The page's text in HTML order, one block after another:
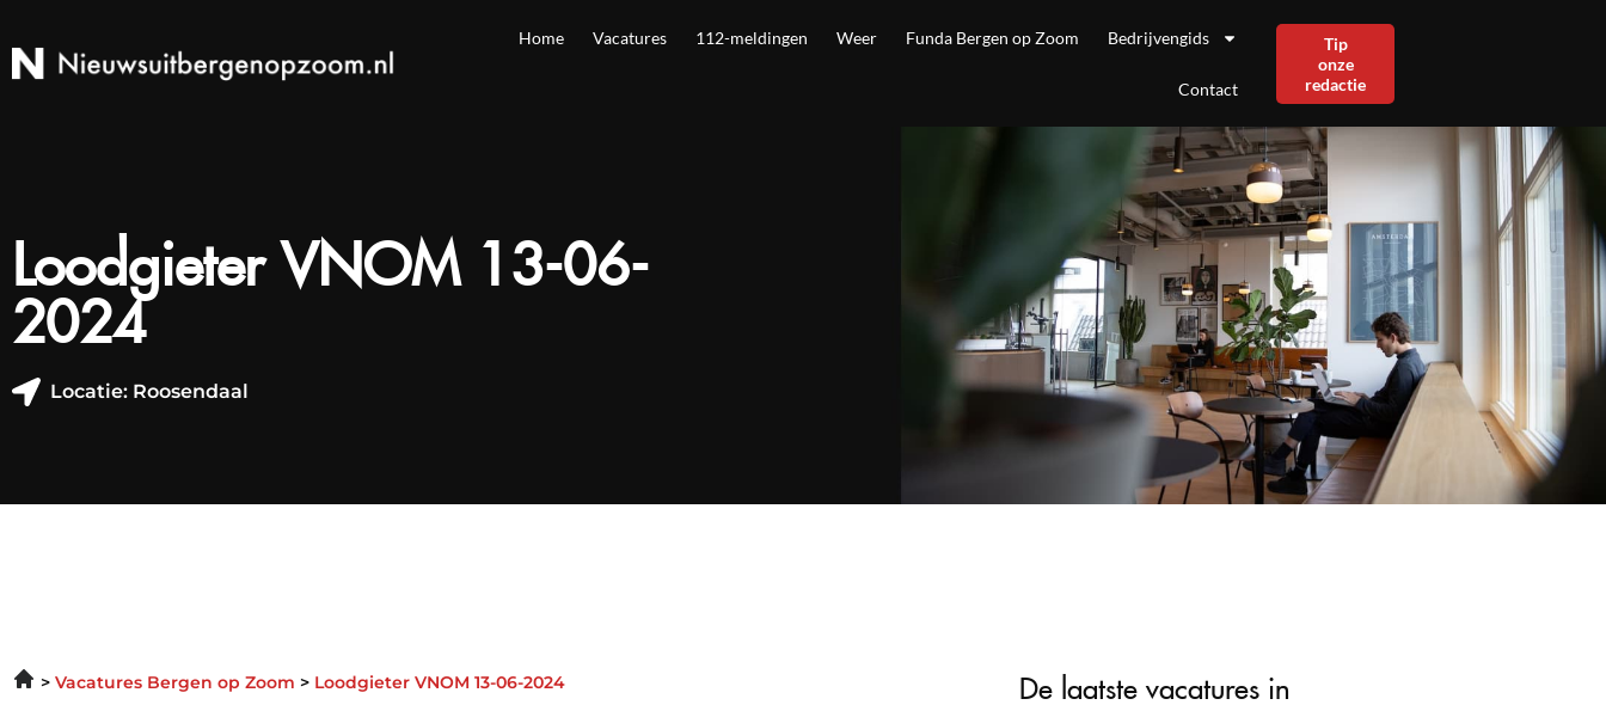
Home Vacatures 112-meldingen Weer Funda Bergen op Zoom Bedrijvengids
Contact
Tip
onze
redactie
Loodgieter VNOM 13-06-
2024
Locatie: Roosendaal
Vacatures Bergen op Zoom Loodgieter VNOM 13-06-2024 De laatste vacatures in